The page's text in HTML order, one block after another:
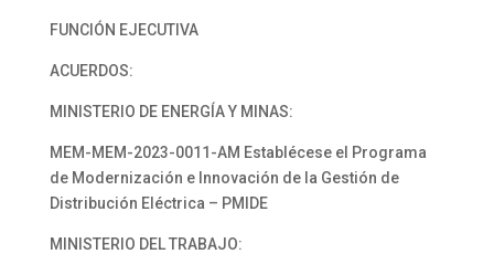
FUNCIÓN EJECUTIVA
ACUERDOS:
MINISTERIO DE ENERGÍA Y MINAS:
MEM-MEM-2023-0011-AM Establécese el Programa
de Modernización e Innovación de la Gestión de
Distribución Eléctrica – PMIDE
MINISTERIO DEL TRABAJO: